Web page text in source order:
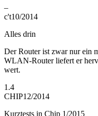
–
c't10/2014
Alles drin
Der Router ist zwar nur ein
WLAN-Router liefert er
wert.
1.4
CHIP12/2014
Kurztests in Chip 1/2015